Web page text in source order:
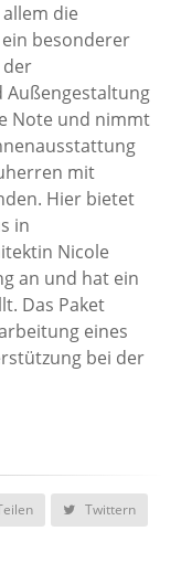
die
besonderer
der
Außengestaltung
Note und nimmt
mit
Hier bietet
in
Nicole
an und hat ein
Das Paket
eines
bei der
Twittern